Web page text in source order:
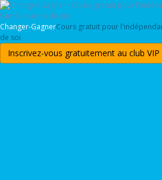
Changer-GagnerCours gratuit pour
de soi
Inscrivez-vous gratuitement au club VIP